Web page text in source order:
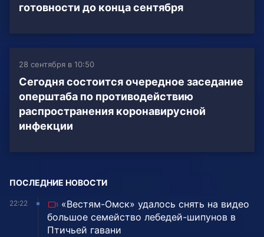
готовности до конца сентября
28 сентября в 10:50
Сегодня состоится очередное заседание
оперштаба по противодействию
распространения коронавирусной
инфекции
ПОСЛЕДНИЕ НОВОСТИ
22:22
«Вестям-Омск» удалось снять на видео
большое семейство лебедей-шипунов в
Птичьей гавани